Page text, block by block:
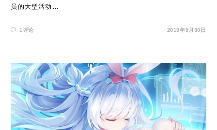
员的大型活动…
1评论 2019年9月30日